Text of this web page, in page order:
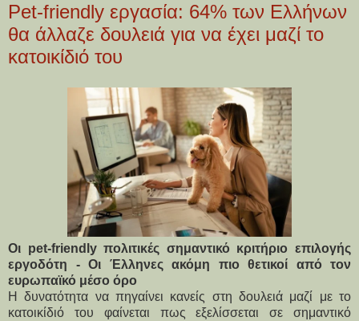
Pet-friendly εργασία: 64% των Ελλήνων
θα άλλαζε δουλειά για να έχει μαζί το
κατοικίδιό του
Οι pet-friendly πολιτικές σημαντικό κριτήριο επιλογής
εργοδότη - Οι Έλληνες ακόμη πιο θετικοί από τον
ευρωπαϊκό μέσο όρο
Η δυνατότητα να πηγαίνει κανείς στη δουλειά μαζί με το
κατοικίδιό του φαίνεται πως εξελίσσεται σε σημαντικό